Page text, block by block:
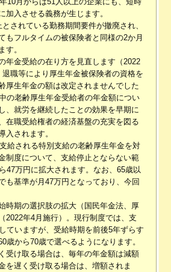
加入させる義務が生じます。
されている勤務期間要件が撤廃され、
もフルタイムの被保険者と同様の2か月
す。
年金受給の在り方を見直します（2022
職等により厚生年金被保険者の資格を
厚生年金の額は改定されませんでした
の老齢厚生年金受給者の年金額につい
、就労を継続したことの効果を早期に
在職受給権者の経済基盤の充実を図る
入されます。
給される特別支給の老齢厚生年金を対
制度について、支給停止とならない範
47万円に拡大されます。なお、65歳以
も基準が月47万円となっており、今回
時期の選択肢の拡大（国民年金法、厚
2022年4月施行）。現行制度では、支
ていますが、受給時期を前後5年ずらす
歳から70歳で選べるようになります。
受け取る場合は、毎年の年金額は減額
を遅く受け取る場合は、増額されま